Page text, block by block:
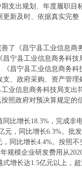
支出规划、年度履职
新及时、依据真实完
了《昌宁县工业信息
宁县工业信息商务科
昌宁县工业信息商务
、政府采购、资产管
业信息商务科技局支
照政府对预决算规定的
比增长18.3%，完成非
元，同比增长6.3%。批
同比增长4.4%。按照
规模企业研发费用从
增长达1.5亿元以上，